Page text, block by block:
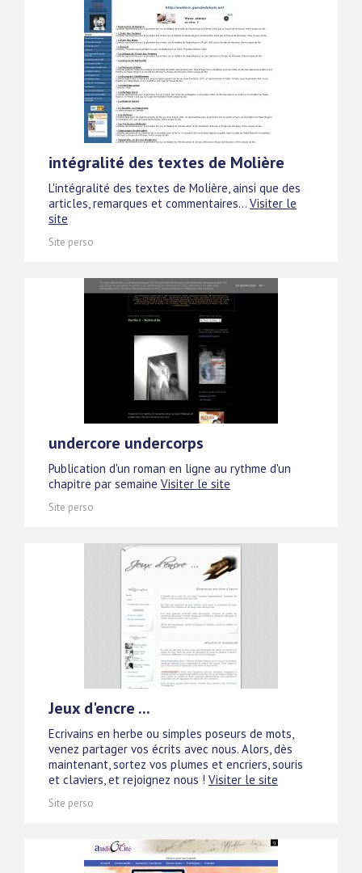
intégralité des textes de Molière
L'intégralité des textes de Molière, ainsi que des
articles, remarques et commentaires... Visiter le
site
Site perso
undercore undercorps
Publication d'un roman en ligne au rythme d'un
chapitre par semaine Visiter le site
Site perso
Jeux d'encre ...
Ecrivains en herbe ou simples poseurs de mots,
venez partager vos écrits avec nous. Alors, dès
maintenant, sortez vos plumes et encriers, souris
et claviers, et rejoignez nous ! Visiter le site
Site perso